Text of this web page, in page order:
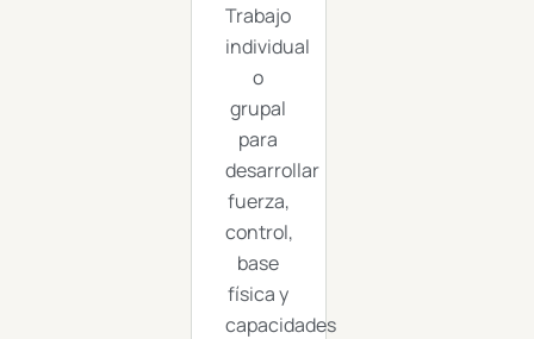
Trabajo
individual
o
grupal
para
desarrollar
fuerza,
control,
base
física y
capacidades